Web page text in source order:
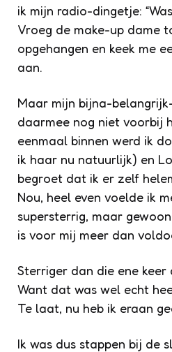
ik mijn radio-dingetje:
Vroeg de make-up dame
opgehangen en keek me
aan.
Maar mijn bijna-
daarmee nog niet voorbij
eenmaal binnen werd ik
ik haar nu natuurlijk) en
begroet dat ik er zelf
Nou, heel even voelde ik
supersterrig, maar
is voor mij meer dan
Sterriger dan die ene keer
Want dat was wel echt
Te laat, nu heb ik eraan
Ik was dus stappen bij de